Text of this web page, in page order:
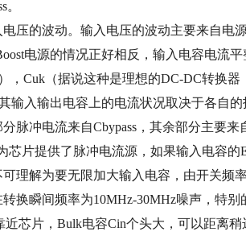
的波动。输入电压的波动主要来自电
电源的情况正好相反，输入电容电流
，Cuk（据说这种是理想的DC-DC转换
输入输出电容上的电流状况取决于各自的
冲电流来自Cbypass，其余部分主要来
芯片提供了脉冲电流源，如果输入电容的
理解为要无限加大输入电容，由开关频
换瞬间频率为10MHz-30MHz噪声，特别
近芯片，Bulk电容Cin个头大，可以距离